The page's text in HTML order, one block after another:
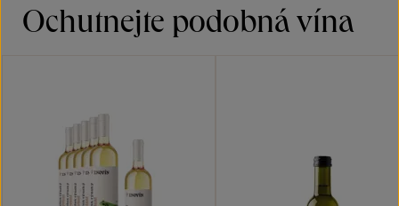
Ochutnejte podobná vína